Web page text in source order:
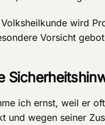
wird
Vorsicht
ich ernst, weil er
und wegen seiner